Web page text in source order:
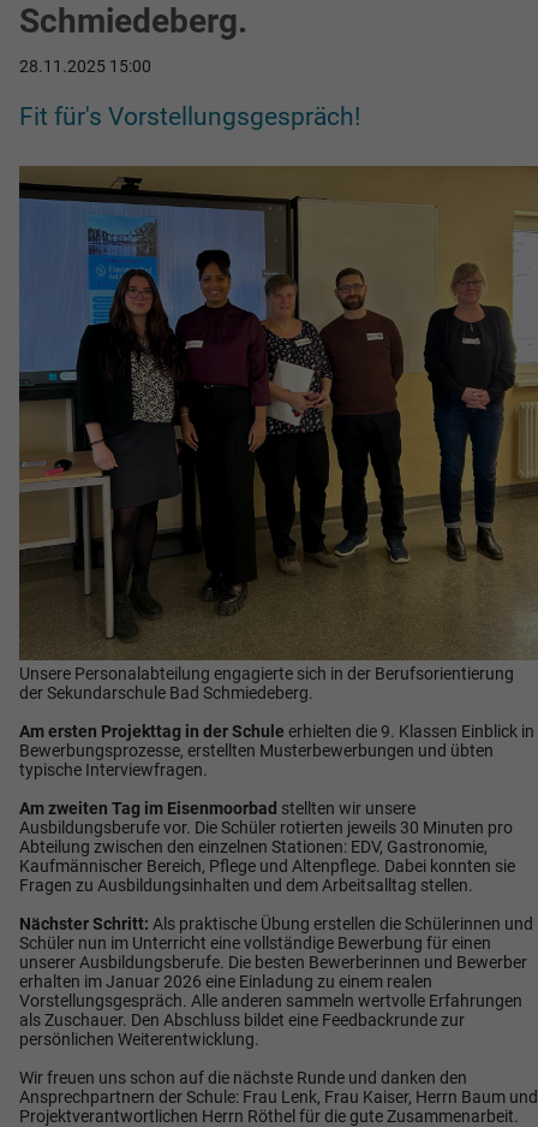
Schmiedeberg.
28.11.2025 15:00
Fit für's Vorstellungsgespräch!
Unsere Personalabteilung engagierte sich in der Berufsorientierung
der Sekundarschule Bad Schmiedeberg.
Am ersten Projekttag in der Schule erhielten die 9. Klassen Einblick in
Bewerbungsprozesse, erstellten Musterbewerbungen und übten
typische Interviewfragen.
Am zweiten Tag im Eisenmoorbad stellten wir unsere
Ausbildungsberufe vor. Die Schüler rotierten jeweils 30 Minuten pro
Abteilung zwischen den einzelnen Stationen: EDV, Gastronomie,
Kaufmännischer Bereich, Pflege und Altenpflege. Dabei konnten sie
Fragen zu Ausbildungsinhalten und dem Arbeitsalltag stellen.
Nächster Schritt: Als praktische Übung erstellen die Schülerinnen und
Schüler nun im Unterricht eine vollständige Bewerbung für einen
unserer Ausbildungsberufe. Die besten Bewerberinnen und Bewerber
erhalten im Januar 2026 eine Einladung zu einem realen
Vorstellungsgespräch. Alle anderen sammeln wertvolle Erfahrungen
als Zuschauer. Den Abschluss bildet eine Feedbackrunde zur
persönlichen Weiterentwicklung.
Wir freuen uns schon auf die nächste Runde und danken den
Ansprechpartnern der Schule: Frau Lenk, Frau Kaiser, Herrn Baum und
Projektverantwortlichen Herrn Röthel für die gute Zusammenarbeit.